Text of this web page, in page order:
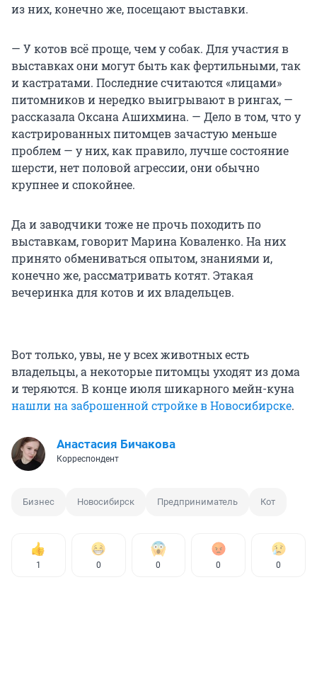
из них, конечно же, посещают выставки.
— У котов всё проще, чем у собак. Для участия в
выставках они могут быть как фертильными, так
и кастратами. Последние считаются «лицами»
питомников и нередко выигрывают в рингах, —
рассказала Оксана Ашихмина. — Дело в том, что у
кастрированных питомцев зачастую меньше
проблем — у них, как правило, лучше состояние
шерсти, нет половой агрессии, они обычно
крупнее и спокойнее.
Да и заводчики тоже не прочь походить по
выставкам, говорит Марина Коваленко. На них
принято обмениваться опытом, знаниями и,
конечно же, рассматривать котят. Этакая
вечеринка для котов и их владельцев.
Вот только, увы, не у всех животных есть
владельцы, а некоторые питомцы уходят из дома
и теряются. В конце июля шикарного мейн-куна
нашли на заброшенной стройке в Новосибирске.
Анастасия Бичакова
Корреспондент
Бизнес Новосибирск Предприниматель Кот
1 0 0 0 0